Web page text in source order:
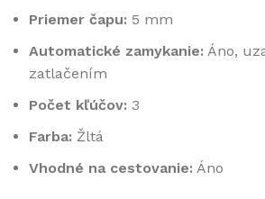
Priemer čapu: 5 mm
Automatické zamykanie: Áno,
zatlačením
Počet kľúčov: 3
Farba: Žltá
Vhodné na cestovanie: Áno